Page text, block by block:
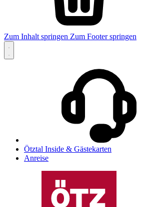
Zum Inhalt springen Zum Footer springen
Ötztal Inside & Gästekarten
Anreise